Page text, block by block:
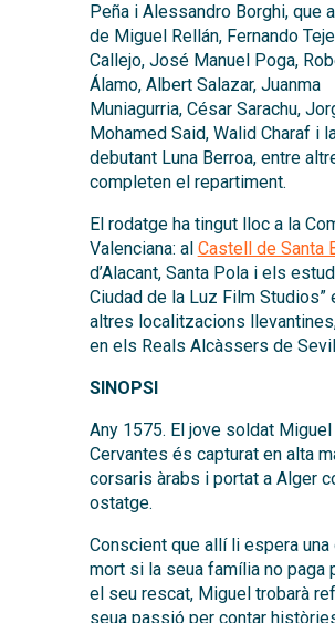
Peña i Alessandro Borghi, que
de Miguel Rellán, Fernando
Callejo, José Manuel Poga,
Álamo, Albert Salazar, Juanma
Muniagurria, César Sarachu,
Mohamed Said, Walid Charaf i
debutant Luna Berroa, entre
completen el repartiment.
El rodatge ha tingut lloc a la
Valenciana: al Castell de Santa
d’Alacant, Santa Pola i els
Ciudad de la Luz Film Studios”
altres localitzacions
en els Reals Alcàssers de
SINOPSI
Any 1575. El jove soldat
Cervantes és capturat en alta
corsaris àrabs i portat a Alger
ostatge.
Conscient que allí li espera una
mort si la seua família no paga
el seu rescat, Miguel trobarà
seua passió per contar